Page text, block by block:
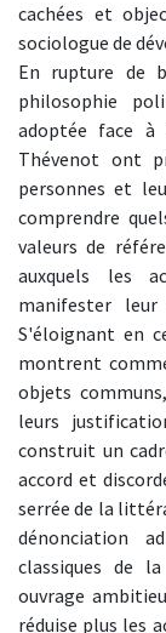
cachées et
sociologue de
En rupture de
philosophie
adoptée face
Thévenot ont
personnes et
comprendre
valeurs de
auxquels les
manifester
S'éloignant en
montrent
objets
leurs
construit un
accord et
serrée de la
dénonciation
classiques de
ouvrage
réduise plus les